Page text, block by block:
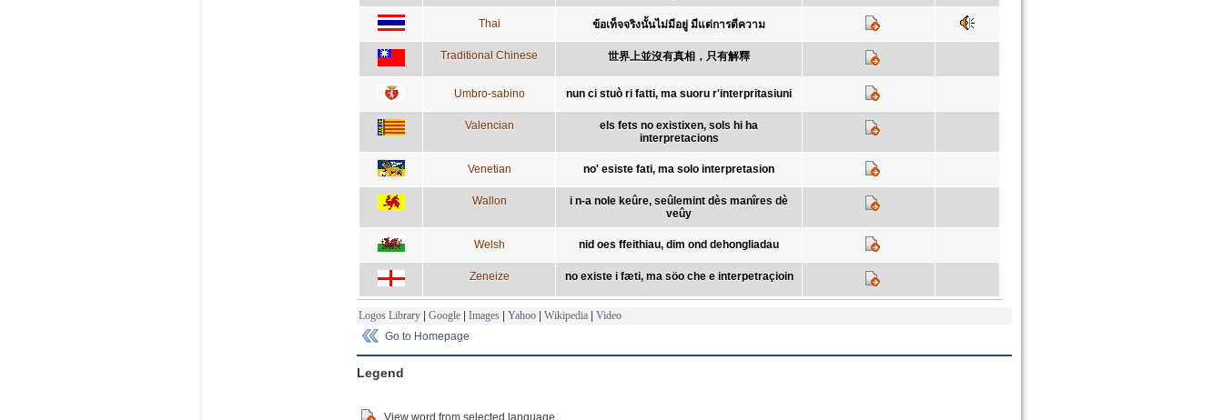
Thai ข้อเท็จจริงนั้นไม่มีอยู่ มีแต่การตีความ
Traditional Chinese 世界上並沒有真相，只有解釋
Umbro-sabino nun ci stuò ri fatti, ma suoru r'interpritasiuni
Valencian
els fets no existixen, sols hi ha
interpretacions
Venetian no' esiste fati, ma solo interpretasion
Wallon
i n-a nole keûre, seûlemint dès manîres dè
veûy
Welsh nid oes ffeithiau, dim ond dehongliadau
Zeneize no existe i fæti, ma söo che e interpetraçioin
Logos Library | Google | Images | Yahoo | Wikipedia | Video
Go to Homepage
Legend
View word from selected language